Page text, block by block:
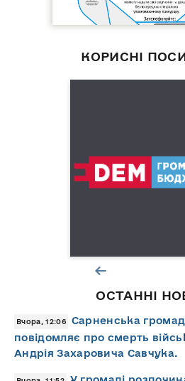
КОРИСНІ
ОСТАННІ
Вчора, 12:06
Сарненська
повідомляє про смерть
Андрія Захаровича Савчука.